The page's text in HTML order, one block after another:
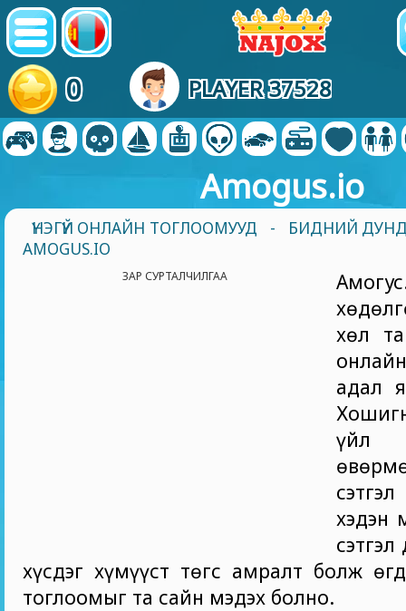
0 PLAYER 37528
Amogus.io
ҮНЭГҮЙ ОНЛАЙН ТОГЛООМУУД -
БИДНИЙ
AMOGUS.IO
ЗАР СУРТАЛЧИЛГАА
хөл
адал
үйл
хэдэн
хүсдэг хүмүүст төгс амралт болж
тоглоомыг та сайн мэдэх болно.